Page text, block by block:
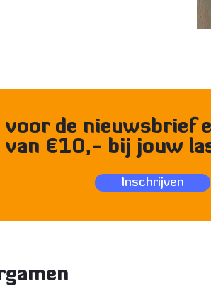
voor de nieuwsbrief
van €10,- bij jouw
Inschrijven